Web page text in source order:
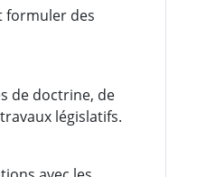
formuler des
de doctrine, de
législatifs.